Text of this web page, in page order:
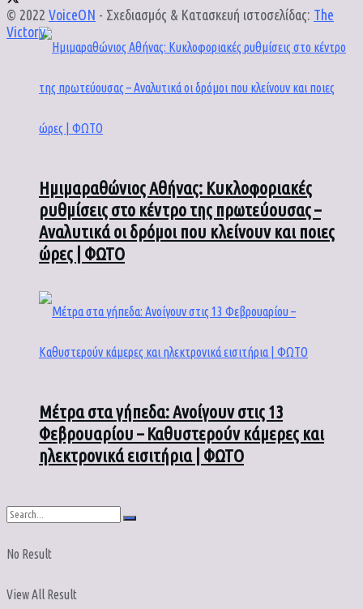
Ημιμαραθώνιος Αθήνας: Κυκλοφοριακές
ρυθμίσεις στο κέντρο της πρωτεύουσας –
Αναλυτικά οι δρόμοι που κλείνουν και ποιες
ώρες | ΦΩΤΟ
Μέτρα στα γήπεδα: Ανοίγουν στις 13
Φεβρουαρίου – Καθυστερούν κάμερες και
ηλεκτρονικά εισιτήρια | ΦΩΤΟ
No Result
View All Result
© 2022 VoiceON - Σχεδιασμός & Κατασκευή ιστοσελίδας: The
Victory.